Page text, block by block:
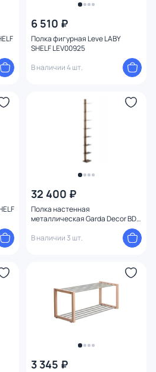
6 510 ₽
Полка фигурная Leve LABY
SHELF LEV00925
В наличии 4 шт.
32 400 ₽
Полка настенная
металлическая Garda Decor BD-
В наличии 3 шт.
3 345 ₽